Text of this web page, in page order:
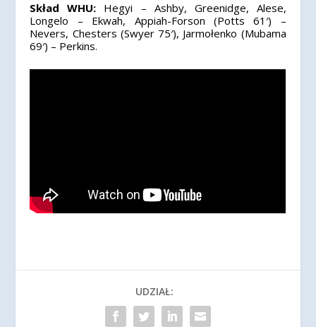
Skład WHU: Hegyi – Ashby, Greenidge, Alese,
Longelo – Ekwah, Appiah-Forson (Potts 61′) –
Nevers, Chesters (Swyer 75′), Jarmołenko (Mubama
69′) – Perkins.
UDZIAŁ: